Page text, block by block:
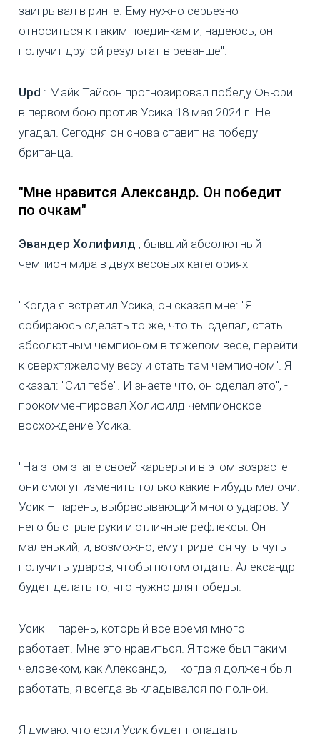
заигрывал в ринге. Ему нужно серьезно
относиться к таким поединкам и, надеюсь, он
получит другой результат в реванше".
Upd : Майк Тайсон прогнозировал победу Фьюри
в первом бою против Усика 18 мая 2024 г. Не
угадал. Сегодня он снова ставит на победу
британца.
"Мне нравится Александр. Он победит
по очкам"
Эвандер Холифилд , бывший абсолютный
чемпион мира в двух весовых категориях
"Когда я встретил Усика, он сказал мне: "Я
собираюсь сделать то же, что ты сделал, стать
абсолютным чемпионом в тяжелом весе, перейти
к сверхтяжелому весу и стать там чемпионом". Я
сказал: "Сил тебе". И знаете что, он сделал это", -
прокомментировал Холифилд чемпионское
восхождение Усика.
"На этом этапе своей карьеры и в этом возрасте
они смогут изменить только какие-нибудь мелочи.
Усик – парень, выбрасывающий много ударов. У
него быстрые руки и отличные рефлексы. Он
маленький, и, возможно, ему придется чуть-чуть
получить ударов, чтобы потом отдать. Александр
будет делать то, что нужно для победы.
Усик – парень, который все время много
работает. Мне это нравиться. Я тоже был таким
человеком, как Александр, – когда я должен был
работать, я всегда выкладывался по полной.
Я думаю, что если Усик будет попадать